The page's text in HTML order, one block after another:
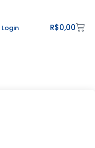
Login R$0,00